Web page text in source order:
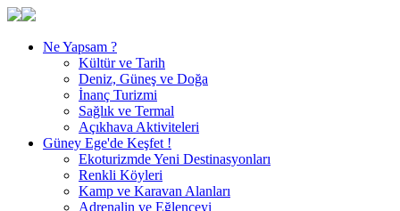
Ne Yapsam ?
Kültür ve Tarih
Deniz, Güneş ve Doğa
İnanç Turizmi
Sağlık ve Termal
Açıkhava Aktiviteleri
Güney Ege'de Keşfet !
Ekoturizmde Yeni Destinasyonları
Renkli Köyleri
Kamp ve Karavan Alanları
Adrenalin ve Eğlenceyi